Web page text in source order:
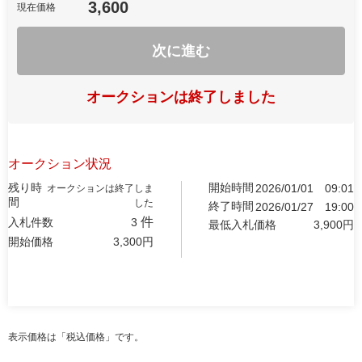
現在価格 3,600
次に進む
オークションは終了しました
オークション状況
残り時
間
オークションは終了しま
した
入札件数 3 件
開始価格 3,300円
開始時間 2026/01/01
09:01
終了時間 2026/01/27
19:00
最低入札価格
3,900円
表示価格は「税込価格」です。